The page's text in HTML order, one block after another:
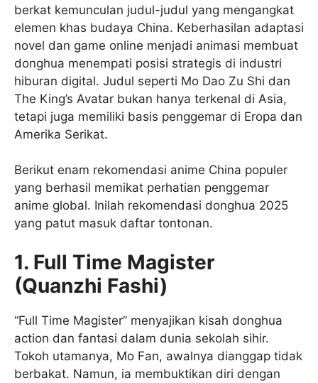
berkat kemunculan judul-judul yang mengangkat
elemen khas budaya China. Keberhasilan adaptasi
novel dan game online menjadi animasi membuat
donghua menempati posisi strategis di industri
hiburan digital. Judul seperti Mo Dao Zu Shi dan
The King’s Avatar bukan hanya terkenal di Asia,
tetapi juga memiliki basis penggemar di Eropa dan
Amerika Serikat.
Berikut enam rekomendasi anime China populer
yang berhasil memikat perhatian penggemar
anime global. Inilah rekomendasi donghua 2025
yang patut masuk daftar tontonan.
1. Full Time Magister
(Quanzhi Fashi)
“Full Time Magister” menyajikan kisah donghua
action dan fantasi dalam dunia sekolah sihir.
Tokoh utamanya, Mo Fan, awalnya dianggap tidak
berbakat. Namun, ia membuktikan diri dengan